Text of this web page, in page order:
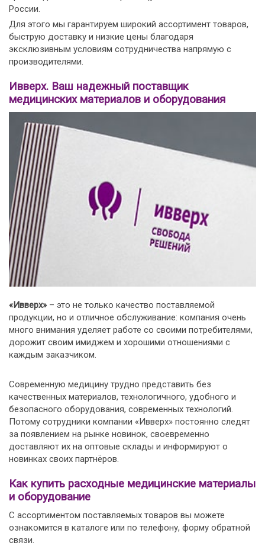
России.
Для этого мы гарантируем широкий ассортимент товаров,
быструю доставку и низкие цены благодаря
эксклюзивным условиям сотрудничества напрямую с
производителями.
Ивверх. Ваш надежный поставщик
медицинских материалов и оборудования
«Ивверх»– это не только качество поставляемой
продукции, но и отличное обслуживание: компания очень
много внимания уделяет работе со своими потребителями,
дорожит своим имиджем и хорошими отношениями с
каждым заказчиком.
Современную медицину трудно представить без
качественных материалов, технологичного, удобного и
безопасного оборудования, современных технологий.
Потому сотрудники компании «Ивверх» постоянно следят
за появлением на рынке новинок, своевременно
доставляют их на оптовые склады и информируют о
новинках своих партнёров.
Как купить расходные медицинские материалы
и оборудование
С ассортиментом поставляемых товаров вы можете
ознакомится в каталоге или по телефону, форму обратной
связи.